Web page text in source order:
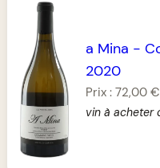
a Mina -
2020
Prix : 72,00 €
vin à acheter